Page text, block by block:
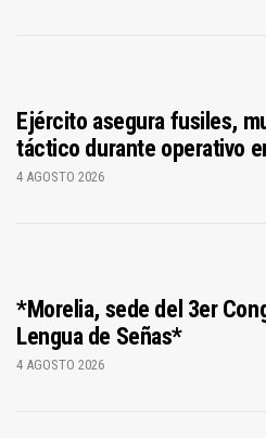
Ejército asegura fusiles,
táctico durante operativo
4 AGOSTO 2026
*Morelia, sede del 3er
Lengua de Señas*
4 AGOSTO 2026